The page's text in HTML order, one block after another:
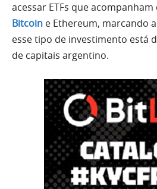
acessar ETFs que
Bitcoin e Ethereum, marcando
esse tipo de investimento está
de capitais argentino.